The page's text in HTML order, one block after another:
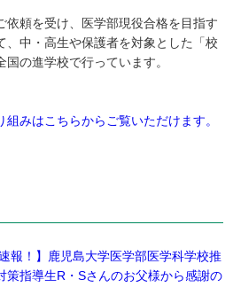
依頼を受け、医学部現役合格を目指す
、中・高生や保護者を対象とした「校
の進学校で行っています。
みはこちらからご覧いただけます。
報！】鹿児島大学医学部医学科学校推
指導生R・Sさんのお父様から感謝の